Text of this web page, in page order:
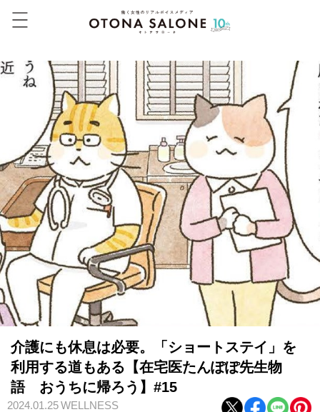
介護にも休息は必要。「ショートステイ」を
利用する道もある【在宅医たんぽぽ先生物
語 おうちに帰ろう】#15
2024.01.25WELLNESS